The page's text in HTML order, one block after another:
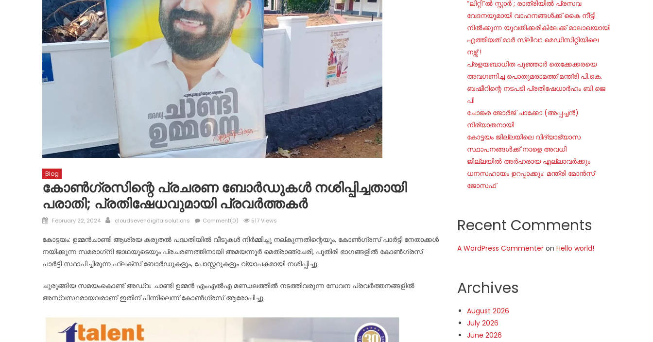
Blog
കോണ്‍ഗ്രസിന്റെ പ്രചരണ ബോര്‍ഡുകള്‍ നശിപ്പിച്ചതായി
പരാതി; പ്രതിഷേധവുമായി പ്രവര്‍ത്തകര്‍
Posted
February 22, 2024 Author
cloudsevendigitalsolutions Comment(0) 517 Views
കോട്ടയം: ഉമ്മന്‍ചാണ്ടി ആശ്രയ കരുതല്‍ പദ്ധതിയില്‍ വീടുകള്‍ നിര്‍മ്മിച്ചു നല്കുന്നതിന്റെയും, കോണ്‍ഗ്രസ് പാര്‍ട്ടി നേതാക്കള്‍
നയിക്കുന്ന സമരാഗ്‌നി ജാഥയുടെയും പ്രചരണത്തിനായി അമയന്നൂര്‍ മെത്രാഞ്ചേരി, പൂതിരി ഭാഗങ്ങളില്‍ കോണ്‍ഗ്രസ്
പാര്‍ട്ടി സ്ഥാപിച്ചിരുന്ന ഫ്‌ലക്‌സ് ബോര്‍ഡുകളും, പോസ്റ്ററുകളും വ്യാപകമായി നശിപ്പിച്ചു.
ചുരുങ്ങിയ സമയംകൊണ്ട് അഡ്വ. ചാണ്ടി ഉമ്മന്‍ എംഎല്‍എ മണ്ഡലത്തില്‍ നടത്തിവരുന്ന സേവന പ്രവര്‍ത്തനങ്ങളില്‍
അസ്വസ്ഥരായവരാണ് ഇതിന് പിന്നിലെന്ന് കോണ്‍ഗ്രസ് ആരോപിച്ചു.
“ലിറ്റി”ൽ സ്റ്റാർ ; രാത്രിയിൽ പ്രസവ
വേദനയുമായി വാഹനങ്ങൾക്ക് കൈ നീട്ടി
നിൽക്കുന്ന യുവതിക്കരികിലേക്ക് മാലാഖയായി
എത്തിയത് മാർ സ്ലീവാ മെഡിസിറ്റിയിലെ
നഴ്സ് !
പ്രളയബാധിത പൂഞ്ഞാർ തെക്കേക്കരയെ
അവഗണിച്ച പൊതുമരാമത്ത് മന്ത്രി പി.കെ.
ബഷീറിന്റെ നടപടി പ്രതിഷേധാർഹം ബി ജെ
പി
ചോങ്കര ജോര്‍ജ് ചാക്കോ (അപ്പച്ചന്‍)
നിര്യാതനായി
കോട്ടയം ജില്ലയിലെ വിദ്യാഭ്യാസ
സ്ഥാപനങ്ങൾക്ക് നാളെ അവധി
ജില്ലയില്‍ അര്‍ഹരായ എല്ലാവര്‍ക്കും
ധനസഹായം ഉറപ്പാക്കും: മന്ത്രി മോന്‍സ്
ജോസഫ്
Recent Comments
A WordPress Commenter onHello world!
Archives
August 2026
July 2026
June 2026